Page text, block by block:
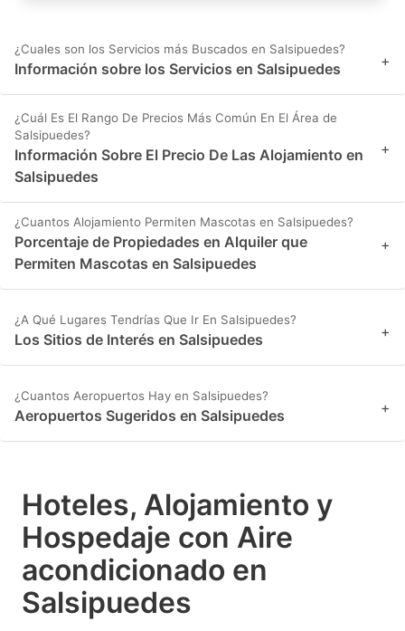
¿Cuales son los Servicios más Buscados en Salsipuedes?
Información sobre los Servicios en Salsipuedes +
¿Cuál Es El Rango De Precios Más Común En El Área de
Salsipuedes?
Información Sobre El Precio De Las Alojamiento en
Salsipuedes
+
¿Cuantos Alojamiento Permiten Mascotas en Salsipuedes?
Porcentaje de Propiedades en Alquiler que
Permiten Mascotas en Salsipuedes
+
¿A Qué Lugares Tendrías Que Ir En Salsipuedes?
Los Sitios de Interés en Salsipuedes +
¿Cuantos Aeropuertos Hay en Salsipuedes?
Aeropuertos Sugeridos en Salsipuedes +
Hoteles, Alojamiento y
Hospedaje con Aire
acondicionado en
Salsipuedes